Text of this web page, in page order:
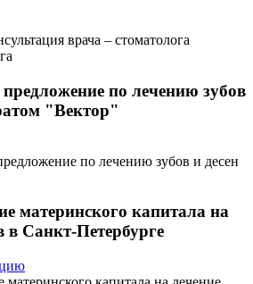
по лечению зубов
"Вектор"
материнского капитала на
в Санкт-Петербурге